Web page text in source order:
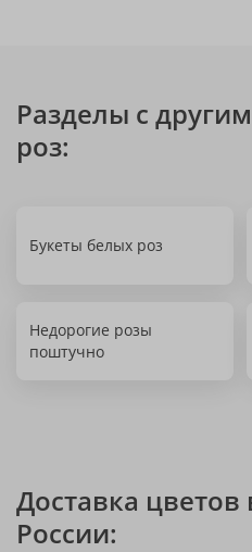
Разделы с
роз:
Букеты белых роз
Недорогие розы
поштучно
Доставка
России: